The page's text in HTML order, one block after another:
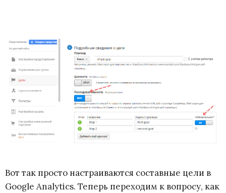
Вот так просто настраиваются составные цели в
Google Analytics. Теперь переходим к вопросу, как